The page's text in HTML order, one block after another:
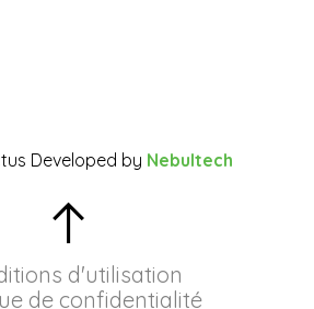
Developed by Nebultech
d'utilisation
de confidentialité